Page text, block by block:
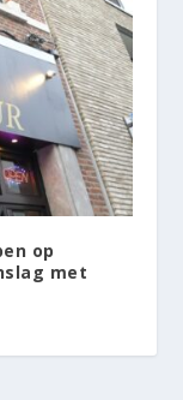
op
met